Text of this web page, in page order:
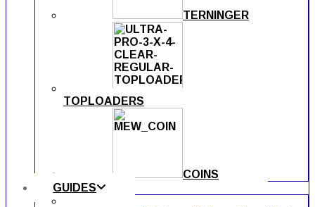
TERNINGER
TOPLOADERS
COINS
GUIDES